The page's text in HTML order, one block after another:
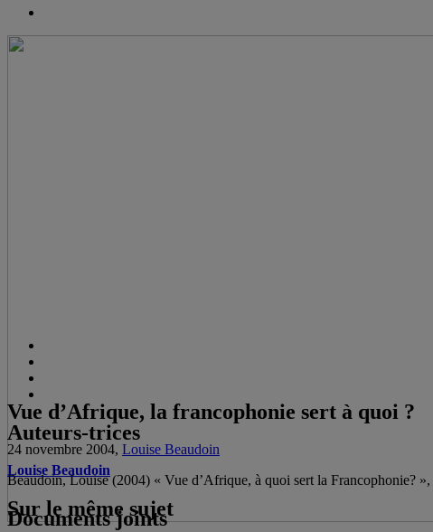
Vue d’Afrique, la francophonie sert à quoi ?
24 novembre 2004, Louise Beaudoin
Beaudoin, Louise (2004) « Vue d’Afrique, à quoi sert la Francophonie? »,
Documents joints
Auteurs-trices
Louise Beaudoin
Sur le même sujet